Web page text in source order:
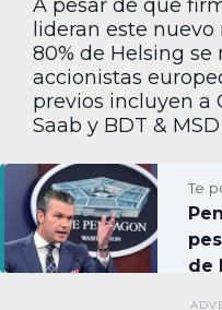
A pesar de que
lideran este
80% de Helsing
accionistas
previos incluyen a
Saab y BDT &
Te
de